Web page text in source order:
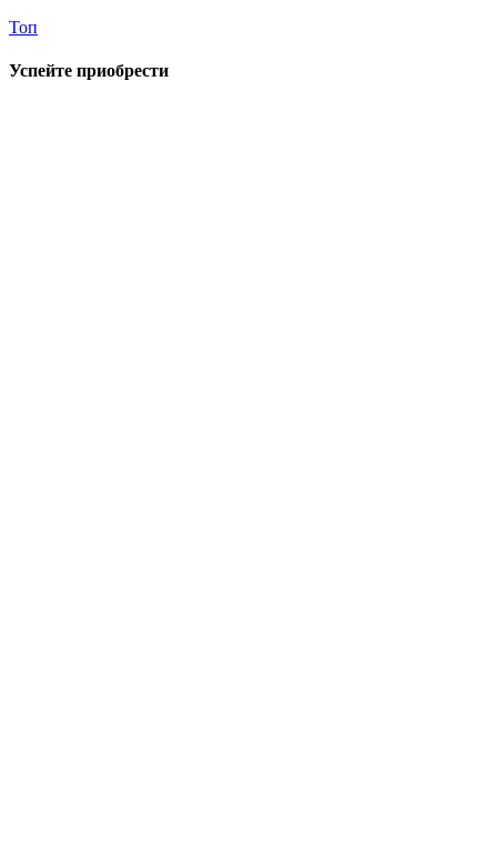
Топ
Успейте приобрести